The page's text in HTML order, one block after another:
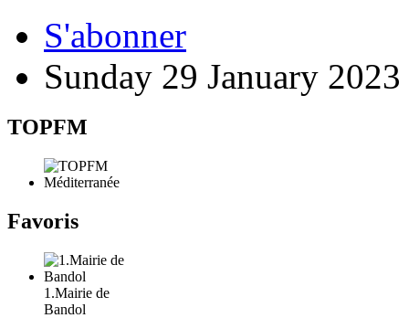
S'abonner
Sunday 29 January 2023
TOPFM
Favoris
1.Mairie de
Bandol